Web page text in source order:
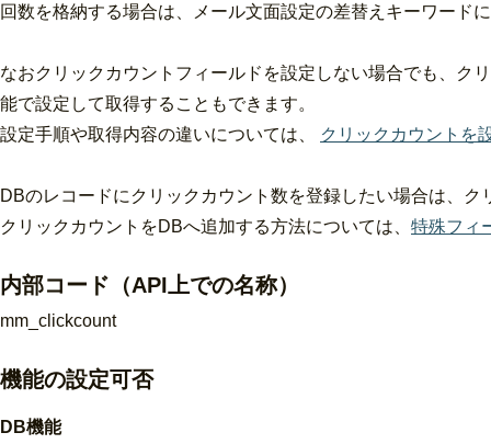
回数を格納する場合は、メール文面設定の差替えキーワード
なおクリックカウントフィールドを設定しない場合でも、ク
能で設定して取得することもできます。
設定手順や取得内容の違いについては、
クリックカウントを
DBのレコードにクリックカウント数を登録したい場合は、
クリックカウントをDBへ追加する方法については、 特殊フィ
内部コード（API上での名称）
mm_clickcount
機能の設定可否
DB機能